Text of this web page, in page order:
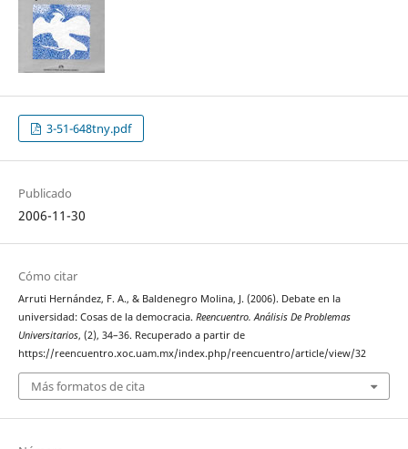
3-51-648tny.pdf
Publicado
2006-11-30
Cómo citar
Arruti Hernández, F. A., & Baldenegro Molina, J. (2006). Debate en la
universidad: Cosas de la democracia. Reencuentro. Análisis De Problemas
Universitarios, (2), 34–36. Recuperado a partir de
https://reencuentro.xoc.uam.mx/index.php/reencuentro/article/view/32
Más formatos de cita